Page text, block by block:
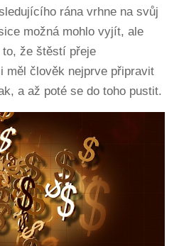
rána vrhne na svůj
možná mohlo vyjít, ale
že štěstí přeje
měl člověk nejprve připravit
a až poté se do toho pustit.